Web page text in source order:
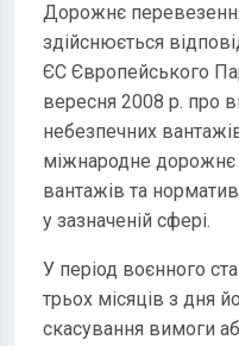
Дорожнє
здійснюється
ЄС Європейського
вересня 2008 р. про
небезпечних
міжнародне дорожнє
вантажів та
у зазначеній сфері.
У період воєнного
трьох місяців з дня
скасування вимоги